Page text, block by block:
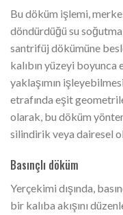
Bu döküm işlemi,
döndürdüğü su
santrifüj dökümüne
kalıbın yüzeyi
yaklaşımın
etrafında eşit
olarak, bu döküm
silindirik veya dairesel
Basınçlı döküm
Yerçekimi dışında,
bir kalıba akışını